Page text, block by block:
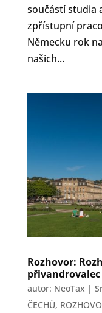
součástí studia
zpřístupní
Německu rok
našich...
Rozhovor:
přivandrovalec
autor: NeoTax |
ČECHŮ,